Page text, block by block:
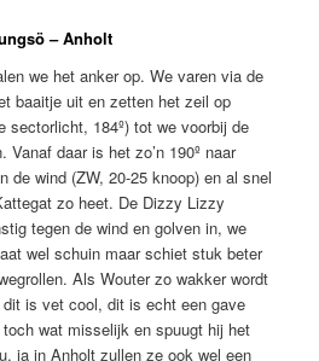
– Anholt
we het anker op. We varen via de
baaitje uit en zetten het zeil op
sectorlicht, 184º) tot we voorbij de
daar is het zo’n 190º naar
de wind (ZW, 20-25 knoop) en al snel
zo heet. De Dizzy Lizzy
tegen de wind en golven in, we
wel schuin maar schiet stuk beter
Als Wouter zo wakker wordt
is vet cool, dit is echt een gave
wat misselijk en spuugt hij het
ja in Anholt zullen ze ook wel een